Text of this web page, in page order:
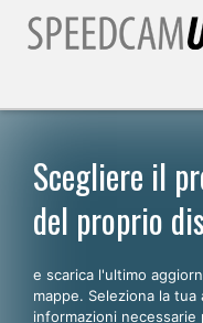
SCEGLI LA LINGUA
Scegliere il
del proprio
e scarica l'ultimo
mappe. Seleziona la
informazioni